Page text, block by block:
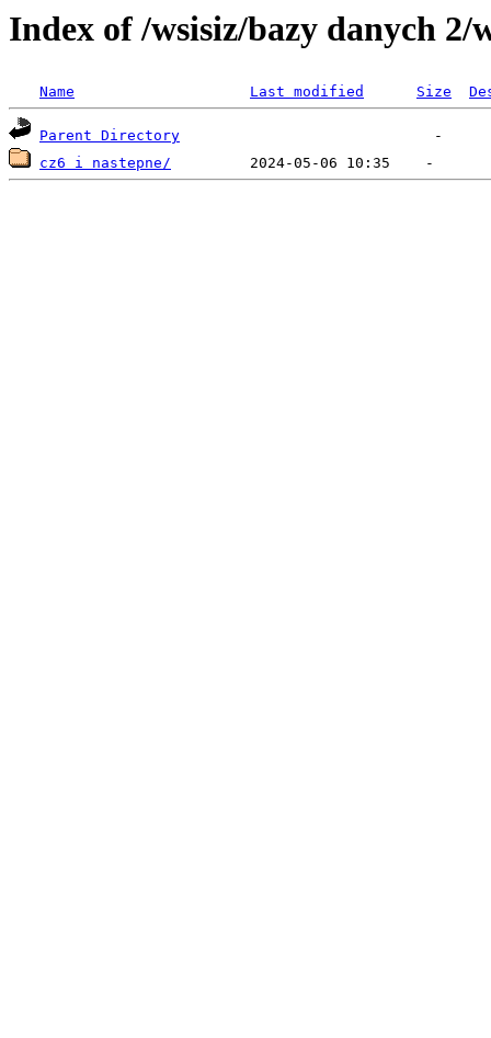
Index of /wsisiz/bazy danych 2/
Name Last modified Size
Parent Directory
cz6 i nastepne/